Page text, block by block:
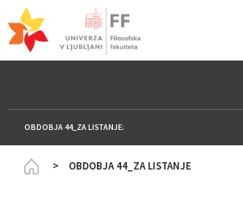
OBDOBJA 44_ZA LISTANJE:
HomepageOBDOBJA 44_ZA LISTANJE